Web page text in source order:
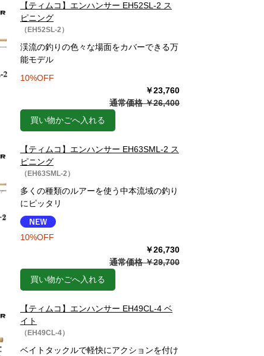
【ティムコ】エンハンサー EH52SL-2 ス
ピニング
（EH52SL-2）
渓流の釣りの色々な場面をカバーできる万
能モデル
10%OFF
￥23,760
通常価格 ￥26,400
買い物かごへ入れる
【ティムコ】エンハンサー EH63SML-2 ス
ピニング
（EH63SML-2）
多くの種類のルアーを使う中本流域の釣り
にピッタリ
10%OFF
￥26,730
通常価格 ￥29,700
買い物かごへ入れる
【ティムコ】エンハンサー EH49CL-4 ベ
イト
（EH49CL-4）
ベイトタックルで軽快にアクションを付け